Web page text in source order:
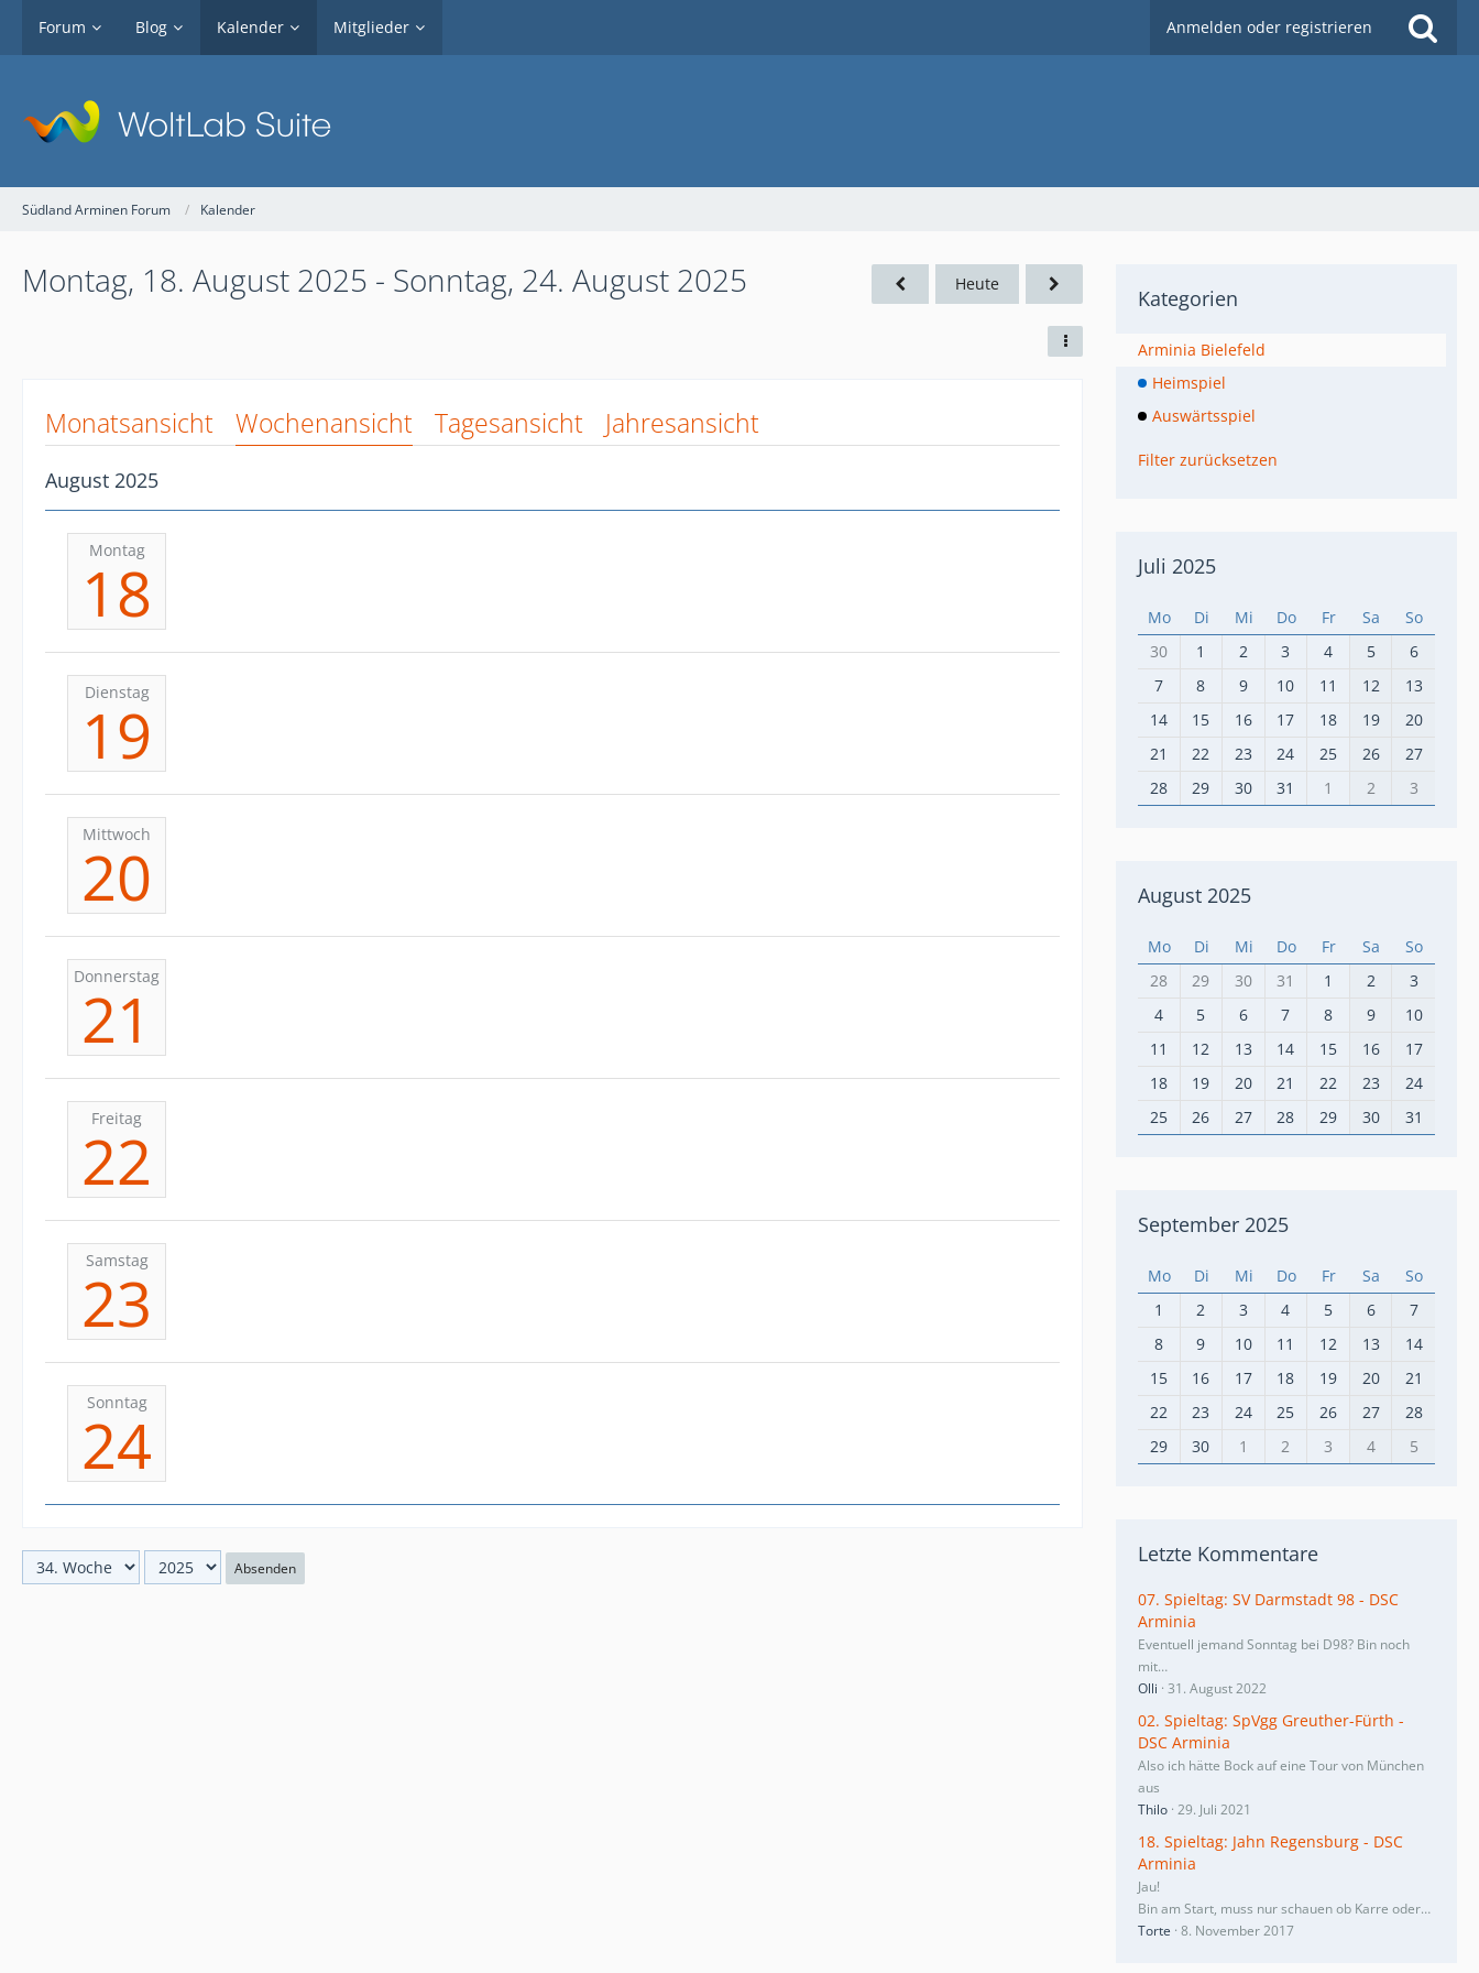
Forum Blog Kalender Mitglieder Anmelden oder registrieren
Südland Arminen Forum Kalender
Montag, 18. August 2025 - Sonntag, 24. August 2025 Heute
Monatsansicht Wochenansicht Tagesansicht Jahresansicht
August 2025
Montag
18
Dienstag
19
Mittwoch
20
Donnerstag
21
Freitag
22
Samstag
23
Sonntag
24
Absenden
Kategorien
Arminia Bielefeld
Heimspiel
Auswärtsspiel
Filter zurücksetzen
Juli 2025
Mo Di Mi Do Fr Sa
So
30
1 2 3 4 5
6
7
8 9 10 11 12
13
14
15 16 17 18 19
20
21
22 23 24 25 26
27
28
29 30 31 1 2 3
August 2025
Mo Di Mi Do Fr Sa
So
28
29 30 31 1 2
3
4
5 6 7 8 9
10
11
12 13 14 15 16
17
18
19 20 21 22 23
24
25
26 27 28 29 30 31
September 2025
Mo Di Mi Do Fr Sa
So
1
2 3 4 5 6
7
8
9 10 11 12 13
14
15
16 17 18 19 20
21
22
23 24 25 26 27
28
29
30 1 2 3 4 5
Letzte Kommentare
07. Spieltag: SV Darmstadt 98 - DSC
Arminia
Eventuell jemand Sonntag bei D98? Bin noch
mit…
Olli 31. August 2022
02. Spieltag: SpVgg Greuther-Fürth -
DSC Arminia
Also ich hätte Bock auf eine Tour von München
aus
Thilo 29. Juli 2021
18. Spieltag: Jahn Regensburg - DSC
Arminia
Jau!
Bin am Start, muss nur schauen ob Karre oder…
Torte 8. November 2017